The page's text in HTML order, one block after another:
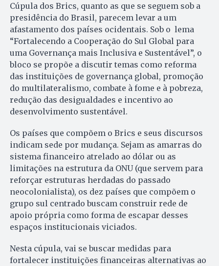
Cúpula dos Brics, quanto as que se seguem sob a
presidência do Brasil, parecem levar a um
afastamento dos países ocidentais. Sob o lema
“Fortalecendo a Cooperação do Sul Global para
uma Governança mais Inclusiva e Sustentável”, o
bloco se propõe a discutir temas como reforma
das instituições de governança global, promoção
do multilateralismo, combate à fome e à pobreza,
redução das desigualdades e incentivo ao
desenvolvimento sustentável.
Os países que compõem o Brics e seus discursos
indicam sede por mudança. Sejam as amarras do
sistema financeiro atrelado ao dólar ou as
limitações na estrutura da ONU (que servem para
reforçar estruturas herdadas do passado
neocolonialista), os dez países que compõem o
grupo sul centrado buscam construir rede de
apoio própria como forma de escapar desses
espaços institucionais viciados.
Nesta cúpula, vai se buscar medidas para
fortalecer instituições financeiras alternativas ao